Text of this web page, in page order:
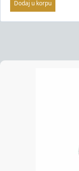
Dodaj u korpu